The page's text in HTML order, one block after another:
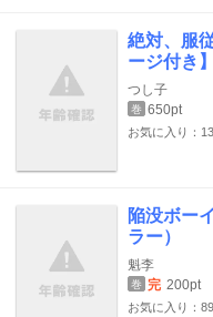
絶対、服
ージ付き】
つし子
巻 650pt
お気に入り：
陥没ボー
ラー）
魁李
巻 完 200pt
お気に入り：